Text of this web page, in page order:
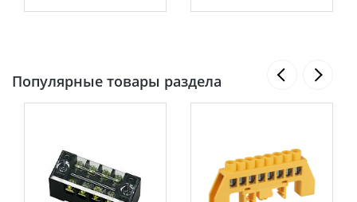
Популярные товары раздела